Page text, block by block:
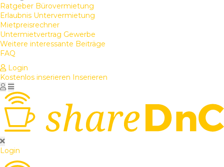
Ratgeber Bürovermietung
Erlaubnis Untervermietung
Mietpreisrechner
Untermietvertrag Gewerbe
Weitere interessante Beiträge
FAQ
Login
Kostenlos inserieren Inserieren
Login